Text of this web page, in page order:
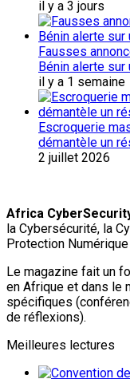
il y a 3 jours
Fausses
Bénin alerte sur
il y a 1 semaine
Escroquerie
démantèle un
2 juillet 2026
Africa
la Cybersécurité, la
Protection
Le magazine fait un
en Afrique et dans le
spécifiques
de réflexions).
Meilleures lectures